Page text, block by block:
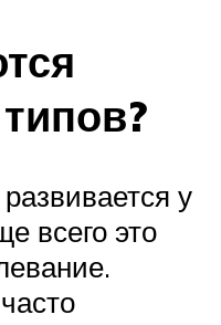
у
всего это